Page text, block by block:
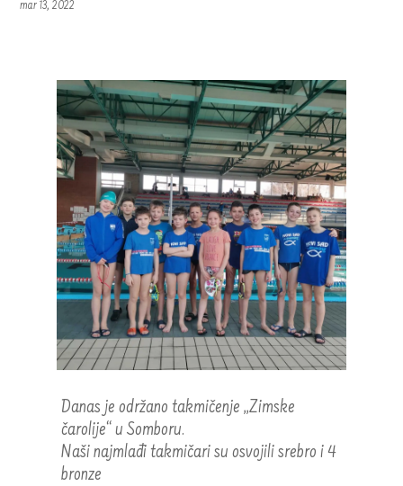
mar 13, 2022
Danas je održano takmičenje „Zimske
čarolije“ u Somboru.
Naši najmlađi takmičari su osvojili srebro i 4
bronze